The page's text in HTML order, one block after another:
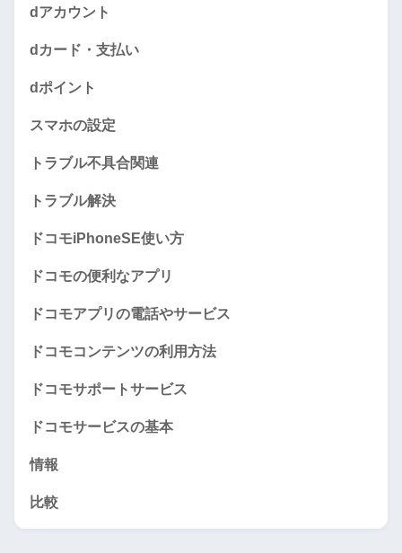
dアカウント
dカード・支払い
dポイント
スマホの設定
トラブル不具合関連
トラブル解決
ドコモiPhoneSE使い方
ドコモの便利なアプリ
ドコモアプリの電話やサービス
ドコモコンテンツの利用方法
ドコモサポートサービス
ドコモサービスの基本
情報
比較